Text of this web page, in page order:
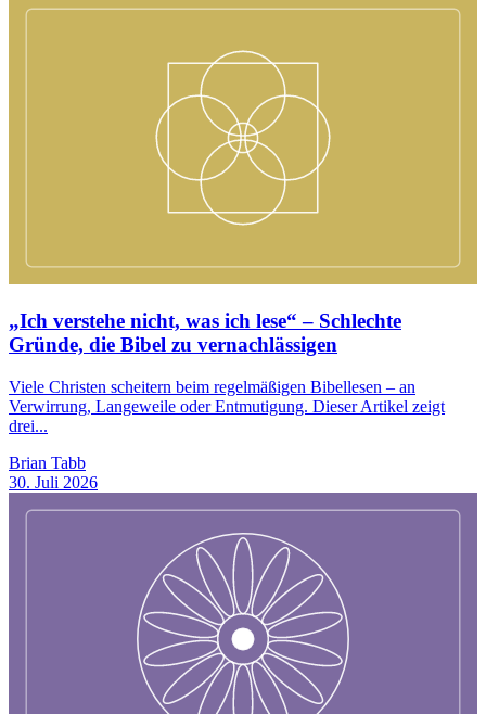
„Ich verstehe nicht, was ich lese“ – Schlechte
Gründe, die Bibel zu vernachlässigen
Viele Christen scheitern beim regelmäßigen Bibellesen – an
Verwirrung, Langeweile oder Entmutigung. Dieser Artikel zeigt
drei...
Brian Tabb
30. Juli 2026